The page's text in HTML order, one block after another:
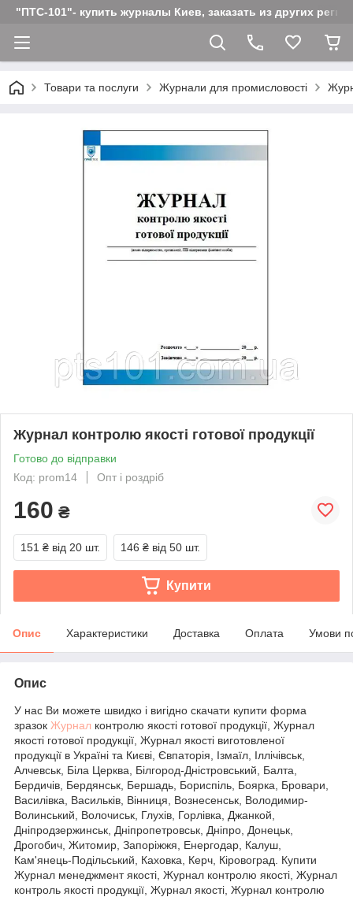
"ПТС-101"- купить журналы Киев, заказать из других
Товари та послуги Журнали для промисловості
Журнал контролю якості готової продукції
Готово до відправки
Код: prom14
Опт і роздріб
160 ₴
151 ₴ від 20 шт. 146 ₴ від 50 шт.
Купити
Опис Характеристики Доставка Оплата Умови
Опис
У нас Ви можете швидко і вигідно скачати купити форма
зразок Журнал контролю якості готової продукції, Журнал
якості готової продукції, Журнал якості виготовленої
продукції в Україні та Києві, Євпаторія, Ізмаїл, Іллічівськ,
Алчевськ, Біла Церква, Білгород-Дністровський, Балта,
Бердичів, Бердянськ, Бершадь, Бориспіль, Боярка, Бровари,
Василівка, Васильків, Вінниця, Вознесенськ, Володимир-
Волинський, Волочиськ, Глухів, Горлівка, Джанкой,
Дніпродзержинськ, Дніпропетровськ, Дніпро, Донецьк,
Дрогобич, Житомир, Запоріжжя, Енергодар, Калуш,
Кам'янець-Подільський, Каховка, Керч, Кіровоград. Купити
Журнал менеджмент якості, Журнал контролю якості, Журнал
контроль якості продукції, Журнал якості, Журнал контролю